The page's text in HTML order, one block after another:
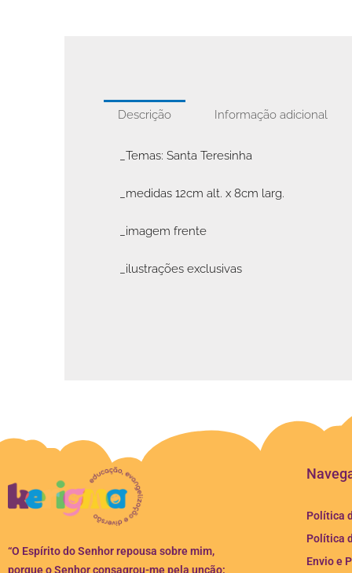
Descrição Informação adicional
_Temas: Santa Teresinha
_medidas 12cm alt. x 8cm larg.
_imagem frente
_ilustrações exclusivas
“O Espírito do Senhor repousa sobre mim,
porque o Senhor consagrou-me pela unção;
Política
Política
Envio e